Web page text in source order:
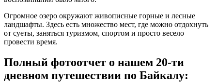
Огромное озеро окружают живописные горные и лесные
ландшафты. Здесь есть множество мест, где можно отдохнуть
от суеты, заняться туризмом, спортом и просто весело
провести время.
Полный фотоотчет о нашем 20-ти
дневном путешествии по Байкалу: